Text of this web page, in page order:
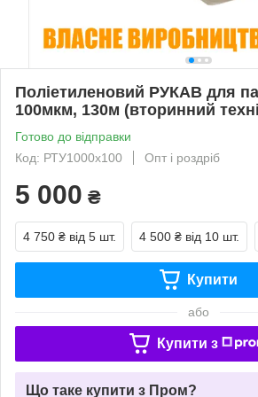
Поліетиленовий РУКАВ для
100мкм, 130м (вторинний
Готово до відправки
Код: РТУ1000х100
Опт і роздріб
5 000 ₴
4 750 ₴ від 5 шт. 4 500 ₴ від 10 шт.
Купити
або
Купити з
Що таке купити з Пром?